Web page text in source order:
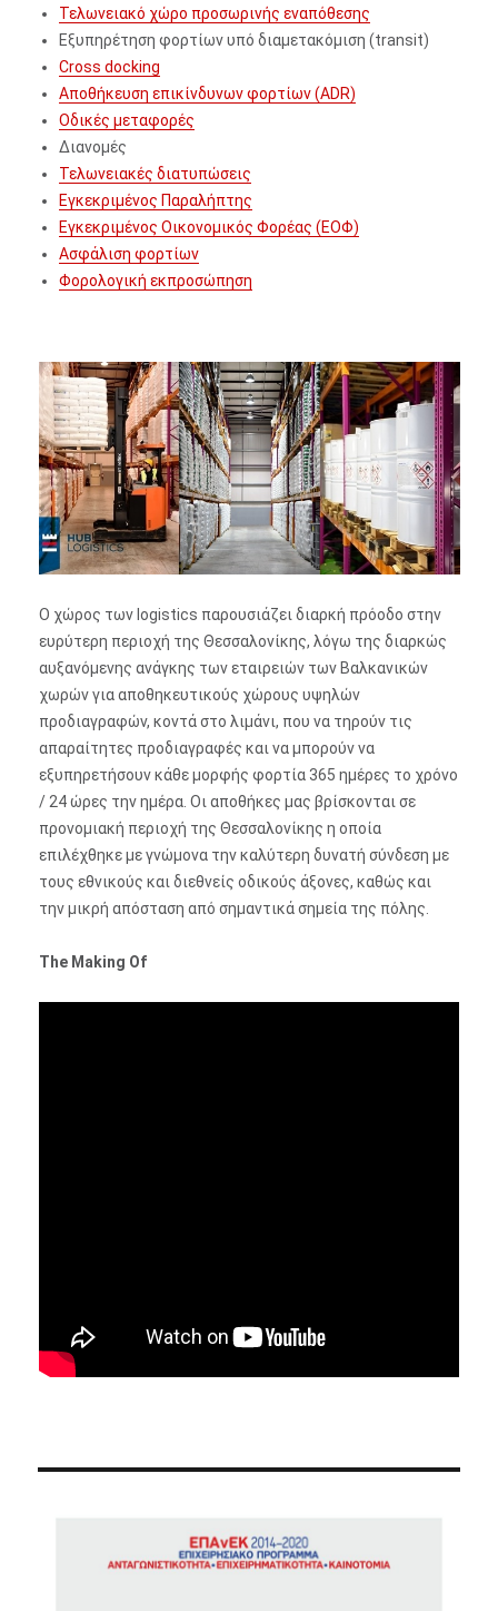
Τελωνειακό χώρο προσωρινής εναπόθεσης
Εξυπηρέτηση φορτίων υπό διαμετακόμιση (transit)
Cross docking
Αποθήκευση επικίνδυνων φορτίων (ADR)
Οδικές μεταφορές
Διανομές
Τελωνειακές διατυπώσεις
Εγκεκριμένος Παραλήπτης
Εγκεκριμένος Οικονομικός Φορέας (ΕΟΦ)
Ασφάλιση φορτίων
Φορολογική εκπροσώπηση
Ο χώρος των logistics παρουσιάζει διαρκή πρόοδο στην
ευρύτερη περιοχή της Θεσσαλονίκης, λόγω της διαρκώς
αυξανόμενης ανάγκης των εταιρειών των Βαλκανικών
χωρών για αποθηκευτικούς χώρους υψηλών
προδιαγραφών, κοντά στο λιμάνι, που να τηρούν τις
απαραίτητες προδιαγραφές και να μπορούν να
εξυπηρετήσουν κάθε μορφής φορτία 365 ημέρες το χρόνο
/ 24 ώρες την ημέρα. Οι αποθήκες μας βρίσκονται σε
προνομιακή περιοχή της Θεσσαλονίκης η οποία
επιλέχθηκε με γνώμονα την καλύτερη δυνατή σύνδεση με
τους εθνικούς και διεθνείς οδικούς άξονες, καθώς και
την μικρή απόσταση από σημαντικά σημεία της πόλης.
The Making Of